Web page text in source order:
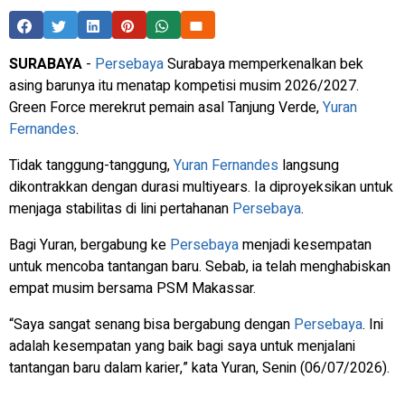
SURABAYA - PersebayaSurabaya memperkenalkan bek
asing barunya itu menatap kompetisi musim 2026/2027.
Green Force merekrut pemain asal Tanjung Verde,Yuran
Fernandes.
Tidak tanggung-tanggung,Yuran Fernandes langsung
dikontrakkan dengan durasi multiyears. Ia diproyeksikan untuk
menjaga stabilitas di lini pertahanan Persebaya.
Bagi Yuran, bergabung ke Persebayamenjadi kesempatan
untuk mencoba tantangan baru. Sebab, ia telah menghabiskan
empat musim bersama PSM Makassar.
“Saya sangat senang bisa bergabung dengan Persebaya. Ini
adalah kesempatan yang baik bagi saya untuk menjalani
tantangan baru dalam karier,” kata Yuran, Senin (06/07/2026).